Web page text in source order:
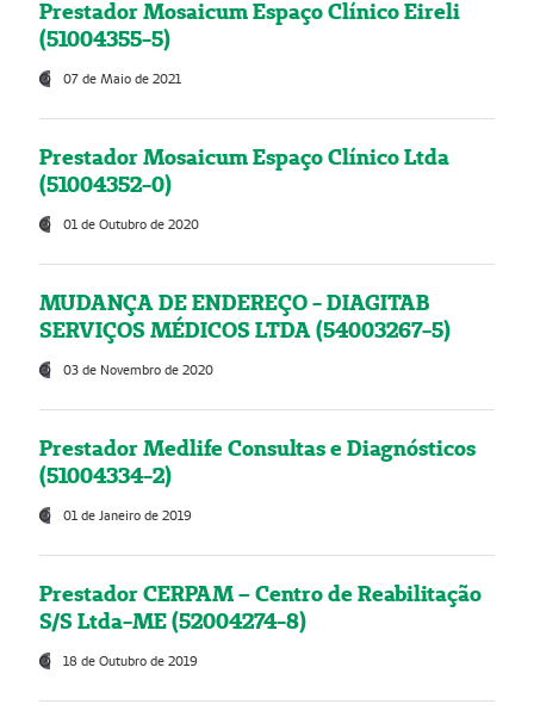
Prestador Mosaicum Espaço Clínico Eireli
(51004355-5)
07 de Maio de 2021
Prestador Mosaicum Espaço Clínico Ltda
(51004352-0)
01 de Outubro de 2020
MUDANÇA DE ENDEREÇO - DIAGITAB
SERVIÇOS MÉDICOS LTDA (54003267-5)
03 de Novembro de 2020
Prestador Medlife Consultas e Diagnósticos
(51004334-2)
01 de Janeiro de 2019
Prestador CERPAM – Centro de Reabilitação
S/S Ltda-ME (52004274-8)
18 de Outubro de 2019